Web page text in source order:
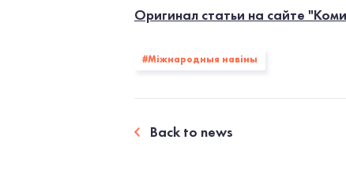
Оригинал статьи на сайте
#Міжнародныя навіны
Back to news